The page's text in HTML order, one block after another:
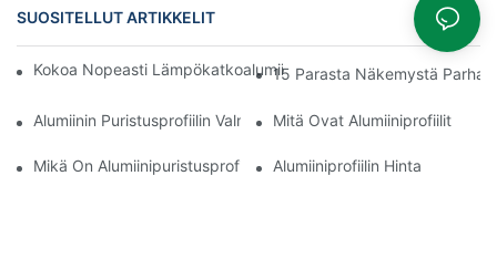
SUOSITELLUT ARTIKKELIT
Kokoa Nopeasti Lämpökatkoalumiiniprofiilista Valmistettu
15 Parasta Näkemystä
Alumiinin Puristusprofiilin ValmistusprosessiMitä Ovat Alumiiniprofiilit
Mikä On Alumiinipuristusprofiili Alumiiniprofiilin Hinta